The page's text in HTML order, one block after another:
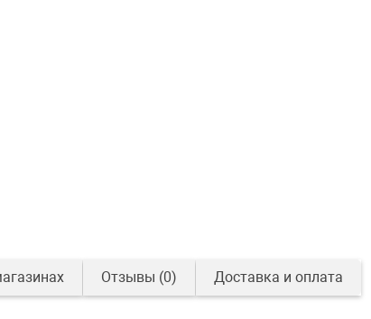
Отзывы (0) Доставка и оплата